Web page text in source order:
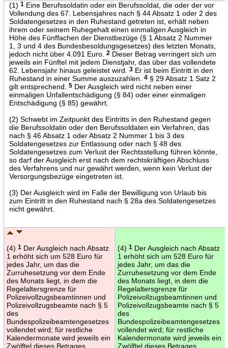
(1) 1Eine Berufssoldatin oder ein Berufssoldat, die oder der vor
Vollendung des 67. Lebensjahres nach § 44 Absatz 1 oder 2 des
Soldatengesetzes in den Ruhestand getreten ist, erhält neben
ihrem oder seinem Ruhegehalt einen einmaligen Ausgleich in
Höhe des Fünffachen der Dienstbezüge (§ 1 Absatz 2 Nummer
1, 3 und 4 des Bundesbesoldungsgesetzes) des letzten Monats,
jedoch nicht über 4.091 Euro.
2Dieser Betrag verringert sich um
jeweils ein Fünftel mit jedem Dienstjahr, das über das vollendete
62. Lebensjahr hinaus geleistet wird.
3Er ist beim Eintritt in den
Ruhestand in einer Summe auszuzahlen.
4§ 29 Absatz 1 Satz 2
gilt entsprechend.
5Der Ausgleich wird nicht neben einer
einmaligen Unfallentschädigung (§ 84) oder einer einmaligen
Entschädigung (§ 85) gewährt.
(2) Schwebt im Zeitpunkt des Eintritts in den Ruhestand gegen
die Berufssoldatin oder den Berufssoldaten ein Verfahren, das
nach § 46 Absatz 1 oder Absatz 2 Nummer 1 bis 3 des
Soldatengesetzes zur Entlassung oder nach § 48 des
Soldatengesetzes zum Verlust der Rechtsstellung führen könnte,
so darf der Ausgleich erst nach dem rechtskräftigen Abschluss
des Verfahrens und nur gewährt werden, wenn kein Verlust der
Versorgungsbezüge eingetreten ist.
(3) Der Ausgleich wird im Falle der Bewilligung von Urlaub bis
zum Eintritt in den Ruhestand nach § 28a des Soldatengesetzes
nicht gewährt.
(4) 1Der Ausgleich nach Absatz
1 erhöht sich um 528 Euro für
jedes Jahr, um das die
Zurruhesetzung vor dem Ende
des Monats liegt, in dem die
Regelaltersgrenze für
Polizeivollzugsbeamtinnen und
Polizeivollzugsbeamte nach § 5
des
Bundespolizeibeamtengesetzes
vollendet wird; für restliche
Kalendermonate wird jeweils ein
Zwölftel dieses Betrages
(4) 1Der Ausgleich nach Absatz
1 erhöht sich um 528 Euro für
jedes Jahr, um das die
Zurruhesetzung vor dem Ende
des Monats liegt, in dem die
Regelaltersgrenze für
Polizeivollzugsbeamtinnen und
Polizeivollzugsbeamte nach § 5
des
Bundespolizeibeamtengesetzes
vollendet wird; für restliche
Kalendermonate wird jeweils ein
Zwölftel dieses Betrages